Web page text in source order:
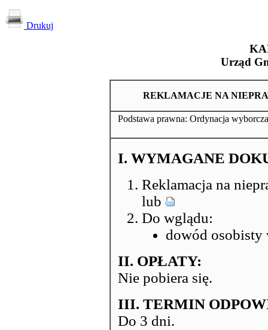
Drukuj
Urząd
REKLAMACJE NA
Podstawa prawna: Ordynacja
I. WYMAGANE
Reklamacja na
lub
Do wglądu:
dowód
II. OPŁATY:
Nie pobiera się.
III. TERMIN
Do 3 dni.